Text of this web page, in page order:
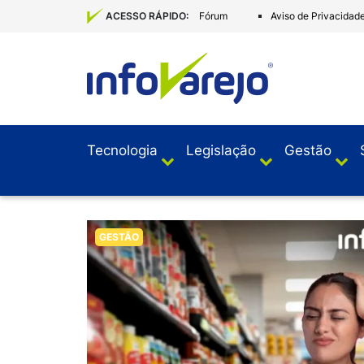
ACESSO RÁPIDO: Fórum Aviso de
Tecnologia Legislação Gestão
GESTÃO